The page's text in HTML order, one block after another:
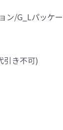
/G_Lパッケ
き不可)